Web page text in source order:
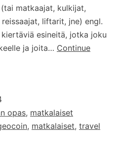
matkaajat, kulkijat,
liftarit, jne) engl.
esineitä, jotka joku
ja joita… Continue
opas, matkalaiset
, matkalaiset, travel